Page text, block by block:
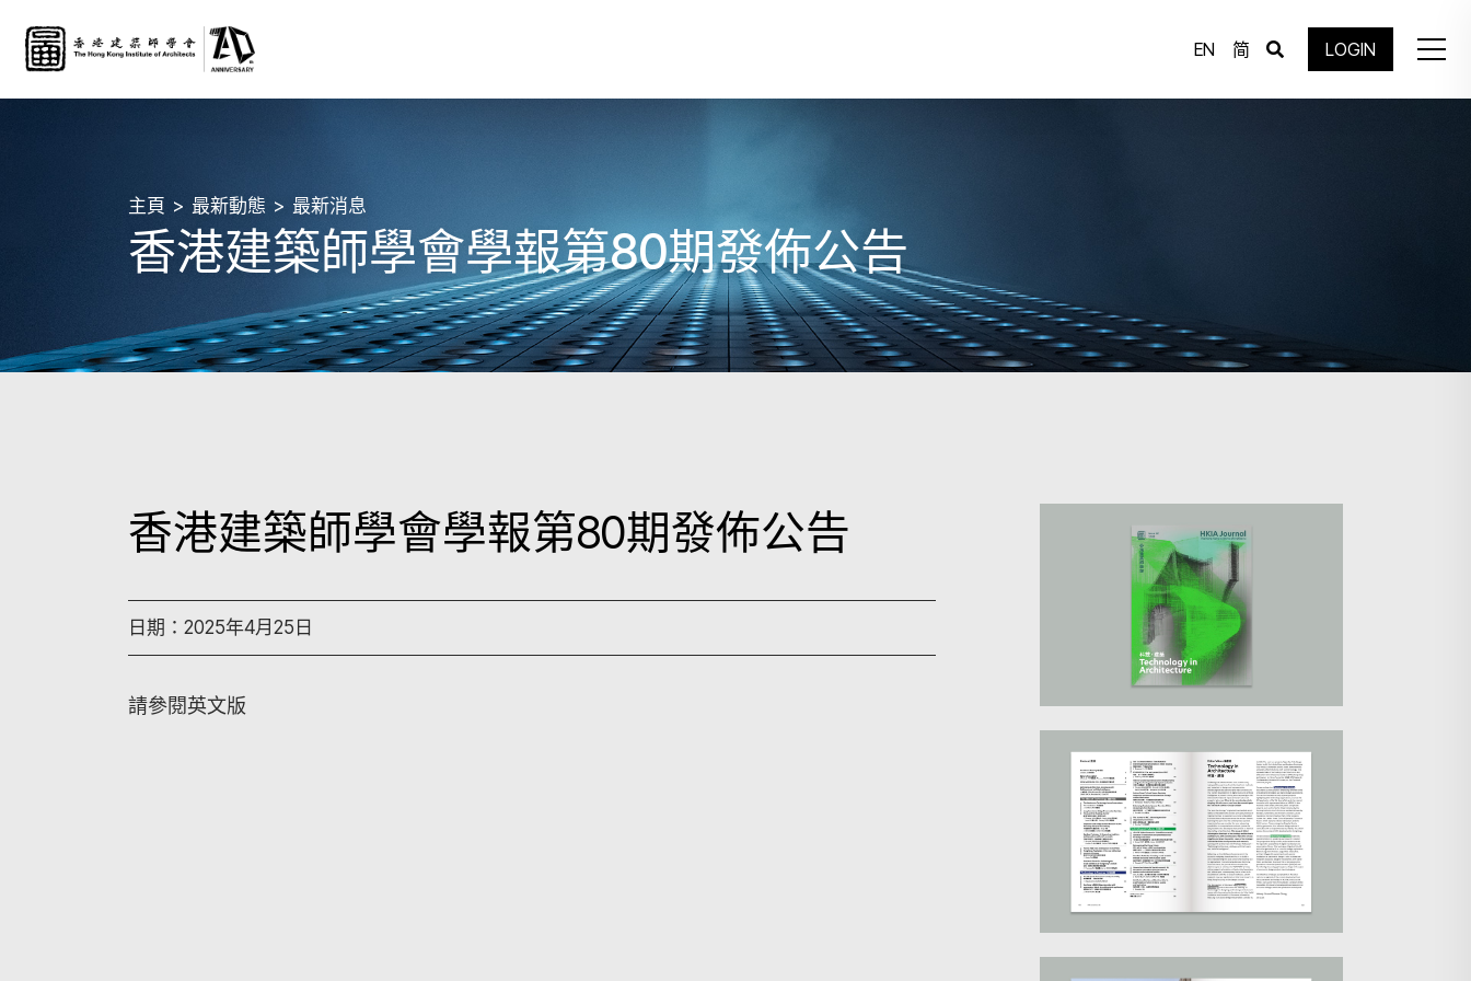
EN 简 LOGIN
主頁 最新動態 最新消息
香港建築師學會學報第80期發佈公告
香港建築師學會學報第80期發佈公告
日期：2025年4月25日
請參閱英文版